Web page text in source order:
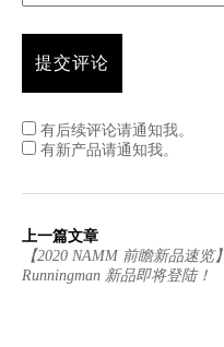
有后续评论请通知我。
有新产品请通知我。
上一篇文章
【2020 NAMM 前瞻新品速览】
Runningman 新品即将登陆！